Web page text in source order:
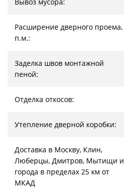
Расширение дверного проема,
п.м.:
Заделка швов монтажной
пеной:
Отделка откосов:
Утепление дверной коробки:
Доставка в Москву, Клин,
Люберцы, Дмитров, Мытищи и
города в пределах 25 км от
МКАД